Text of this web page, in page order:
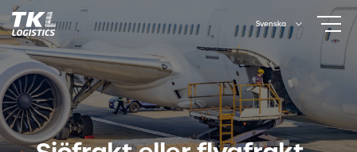
Skip
to
content
Svenska